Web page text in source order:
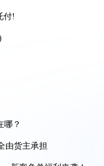
峰会
付！
付!
哪？
由货主承担